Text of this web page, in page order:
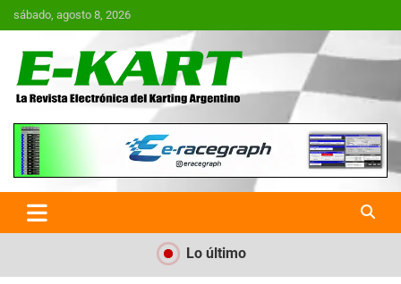
Saltar
al
sábado, agosto 8, 2026
E-Kart.com.ar | La Revista
Electrónica del Karting en
Argentina
Lo último